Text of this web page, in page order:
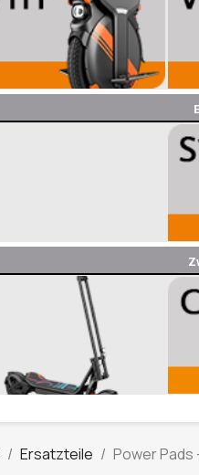
Ersatzteile Power Pads -